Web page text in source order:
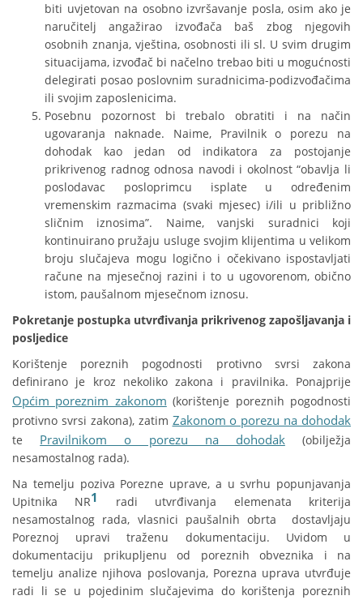
biti uvjetovan na osobno izvršavanje posla, osim ako je
naručitelj angažirao izvođača baš zbog njegovih
osobnih znanja, vještina, osobnosti ili sl. U svim drugim
situacijama, izvođač bi načelno trebao biti u mogućnosti
delegirati posao poslovnim suradnicima-podizvođačima
ili svojim zaposlenicima.
Posebnu pozornost bi trebalo obratiti i na način
ugovaranja naknade. Naime, Pravilnik o porezu na
dohodak kao jedan od indikatora za postojanje
prikrivenog radnog odnosa navodi i okolnost “obavlja li
poslodavac posloprimcu isplate u određenim
vremenskim razmacima (svaki mjesec) i/ili u približno
sličnim iznosima”. Naime, vanjski suradnici koji
kontinuirano pružaju usluge svojim klijentima u velikom
broju slučajeva mogu logično i očekivano ispostavljati
račune na mjesečnoj razini i to u ugovorenom, obično
istom, paušalnom mjesečnom iznosu.
Pokretanje postupka utvrđivanja prikrivenog zapošljavanja i
posljedice
Korištenje poreznih pogodnosti protivno svrsi zakona
definirano je kroz nekoliko zakona i pravilnika. Ponajprije
Općim poreznim zakonom (korištenje poreznih pogodnosti
protivno svrsi zakona), zatim Zakonom o porezu na dohodak
te Pravilnikom o porezu na dohodak(obilježja
nesamostalnog rada).
Na temelju poziva Porezne uprave, a u svrhu popunjavanja
Upitnika NR1
radi utvrđivanja elemenata kriterija
nesamostalnog rada, vlasnici paušalnih obrta dostavljaju
Poreznoj upravi traženu dokumentaciju. Uvidom u
dokumentaciju prikupljenu od poreznih obveznika i na
temelju analize njihova poslovanja, Porezna uprava utvrđuje
radi li se u pojedinim slučajevima do korištenja poreznih